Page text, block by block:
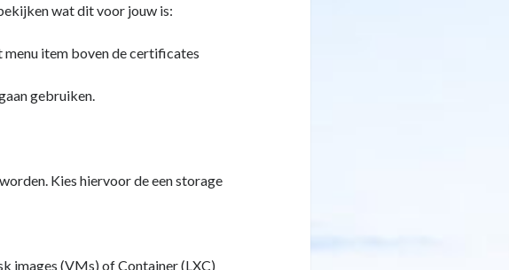
wat dit voor jouw is:
item boven de certificates
gebruiken.
Kies hiervoor de een storage
images (VMs) of Container (LXC)